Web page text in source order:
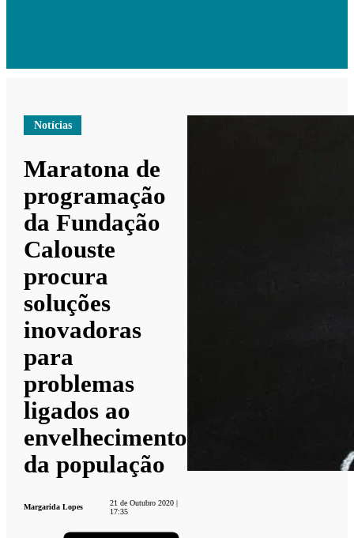
Notícias
Maratona de
programação
da Fundação
Calouste
procura
soluções
inovadoras
para
problemas
ligados ao
envelhecimento
da população
Margarida Lopes
21 de Outubro 2020 |
17:35